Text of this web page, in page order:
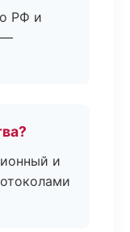
РФ и
—
и